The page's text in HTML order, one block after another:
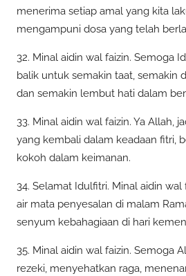
menerima setiap amal yang kita
mengampuni dosa yang telah
32. Minal aidin wal faizin. Semoga
balik untuk semakin taat, semakin
dan semakin lembut hati dalam
33. Minal aidin wal faizin. Ya Allah,
yang kembali dalam keadaan fitri,
kokoh dalam keimanan.
34. Selamat Idulfitri. Minal aidin
air mata penyesalan di malam
senyum kebahagiaan di hari
35. Minal aidin wal faizin. Semoga
rezeki, menyehatkan raga,